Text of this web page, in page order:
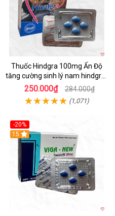
Thuốc Hindgra 100mg Ấn Độ
tăng cường sinh lý nam hindgra-
100 chống xts cương dương
250.000₫ 284.000₫
(1,071)
-20%
15